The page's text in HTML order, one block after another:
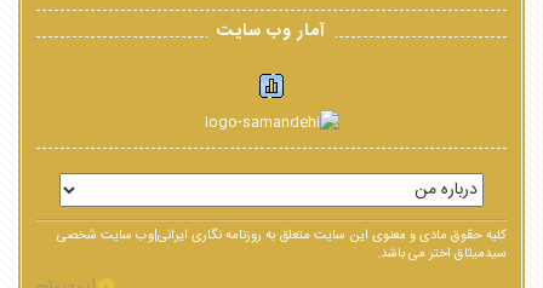
آمار وب سایت
کلیه حقوق مادی و معنوی این سایت متعلق به روزنامه نگاری ایرانی|وب سایت شخصی
سیدمیثاق اختر می باشد.